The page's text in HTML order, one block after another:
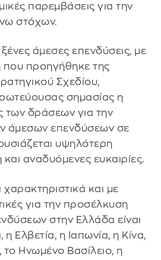
παρεμβάσεις για την
στόχων.
άμεσες επενδύσεις, με
προηγήθηκε της
Σχεδίου,
σημασίας η
των δράσεων για την
άμεσων επενδύσεων σε
υψηλότερη
αναδυόμενες ευκαιρίες.
και με
για την προσέλκυση
στην Ελλάδα είναι
Ελβετία, η Ιαπωνία, η Κίνα,
Ηνωμένο Βασίλειο, η